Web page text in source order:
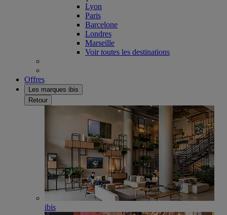
Lyon
Paris
Barcelone
Londres
Marseille
Voir toutes les destinations
Offres
Les marques ibis
Retour
ibis